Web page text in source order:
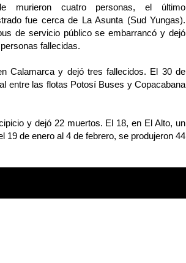
murieron cuatro personas, el último
fue cerca de La Asunta (Sud Yungas).
de servicio público se embarrancó y dejó
fallecidas.
Calamarca y dejó tres fallecidos. El 30 de
entre las flotas Potosí Buses y Copacabana
y dejó 22 muertos. El 18, en El Alto, un
19 de enero al 4 de febrero, se produjeron 44